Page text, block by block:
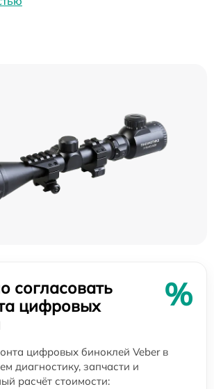
согласовать
цифровых
%
цифровых биноклей Veber в
диагностику, запчасти и
расчёт стоимости: